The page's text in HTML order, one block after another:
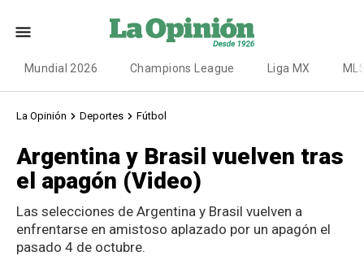
Mundial 2026 Champions League Liga MX
La Opinión Deportes Fútbol
Argentina y Brasil vuelven tras
el apagón (Video)
Las selecciones de Argentina y Brasil vuelven a
enfrentarse en amistoso aplazado por un apagón el
pasado 4 de octubre.